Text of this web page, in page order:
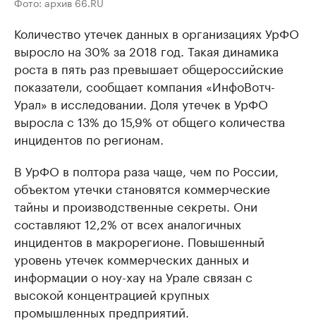
Количество утечек данных в организациях УрФО
выросло на 30% за 2018 год. Такая динамика
роста в пять раз превышает общероссийские
показатели, сообщает компания «ИнфоВотч-
Урал» в исследовании. Доля утечек в УрФО
выросла с 13% до 15,9% от общего количества
инцидентов по регионам.
В УрФО в полтора раза чаще, чем по России,
объектом утечки становятся коммерческие
тайны и производственные секреты. Они
составляют 12,2% от всех аналогичных
инцидентов в макрорегионе. Повышенный
уровень утечек коммерческих данных и
информации о ноу-хау на Урале связан с
высокой концентрацией крупных
промышленных предприятий.